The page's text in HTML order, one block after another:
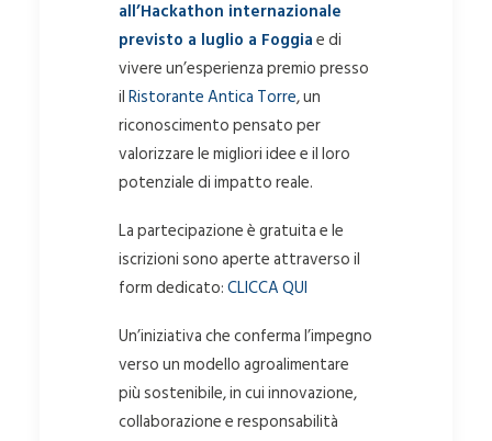
all’Hackathon internazionale
previsto a luglio a Foggiae di
vivere un’esperienza premio presso
ilRistorante Antica Torre, un
riconoscimento pensato per
valorizzare le migliori idee e il loro
potenziale di impatto reale.
La partecipazione è gratuita e le
iscrizioni sono aperte attraverso il
form dedicato:CLICCA QUI
Un’iniziativa che conferma l’impegno
verso un modello agroalimentare
più sostenibile, in cui innovazione,
collaborazione e responsabilità